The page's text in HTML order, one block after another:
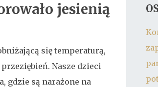
jesienią
się temperaturą,
Nasze dzieci
gdzie są narażone na